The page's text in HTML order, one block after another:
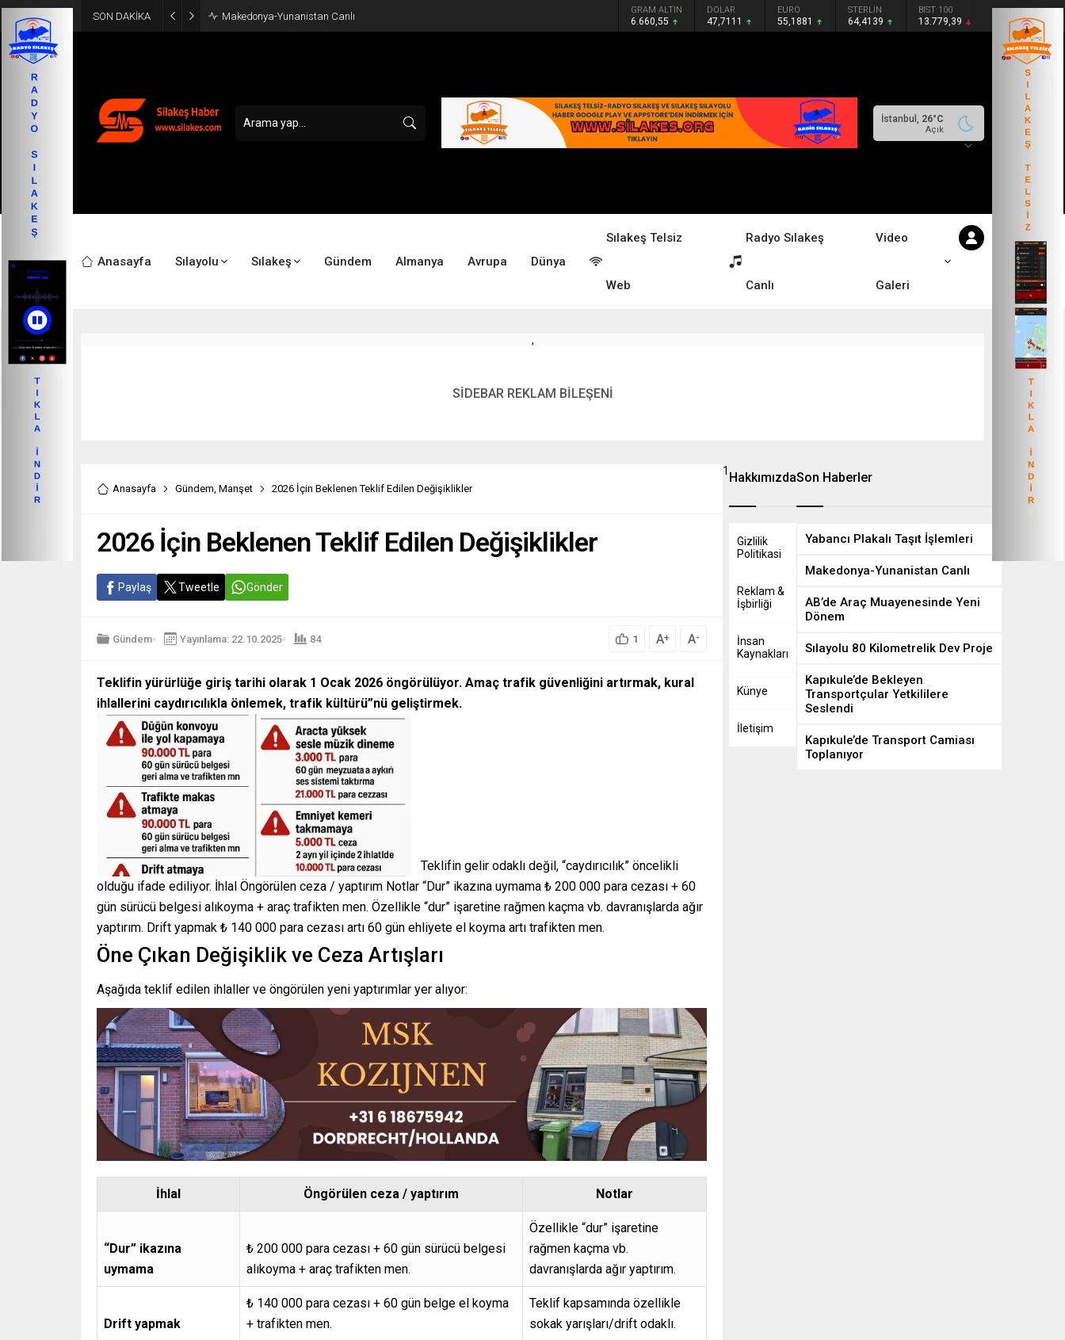
SON DAKİKA Makedonya-Yunanistan Canlı GRAM ALTIN
6.660,55
DOLAR
47,7111
EURO
55,1881
STERLİN
64,4139
BIST 100
13.779,39
İstanbul, 26°C
Açık
Anasayfa Sılayolu Sılakeş Gündem Almanya Avrupa Dünya
Sılakeş Telsiz
Web
Radyo Sılakeş
Canlı
Video
Galeri
,
SİDEBAR REKLAM BİLEŞENİ
Anasayfa Gündem, Manşet 2026 İçin Beklenen Teklif Edilen Değişiklikler
2026 İçin Beklenen Teklif Edilen Değişiklikler
Paylaş Tweetle Gönder
Gündem Yayınlama: 22.10.2025 84 1 A+ A-
Teklifin yürürlüğe giriş tarihi olarak 1 Ocak 2026 öngörülüyor. Amaç trafik güvenliğini artırmak, kural
ihlallerini caydırıcılıkla önlemek, trafik kültürü”nü geliştirmek.
Teklifin gelir odaklı değil, “caydırıcılık” öncelikli
olduğu ifade ediliyor. İhlal Öngörülen ceza / yaptırım Notlar “Dur” ikazına uymama ₺ 200 000 para cezası + 60
gün sürücü belgesi alıkoyma + araç trafikten men. Özellikle “dur” işaretine rağmen kaçma vb. davranışlarda ağır
yaptırım. Drift yapmak ₺ 140 000 para cezası artı 60 gün ehliyete el koyma artı trafikten men.
Öne Çıkan Değişiklik ve Ceza Artışları
Aşağıda teklif edilen ihlaller ve öngörülen yeni yaptırımlar yer alıyor:
İhlal Öngörülen ceza / yaptırım Notlar
“Dur” ikazına
uymama
₺ 200 000 para cezası + 60 gün sürücü belgesi
alıkoyma + araç trafikten men.
Özellikle “dur” işaretine
rağmen kaçma vb.
davranışlarda ağır yaptırım.
Drift yapmak
₺ 140 000 para cezası + 60 gün belge el koyma
+ trafikten men.
Teklif kapsamında özellikle
sokak yarışları/drift odaklı.
1 Hakkımızda
Gizlilik
Politikasi
Reklam &
İşbirliği
İnsan
Kaynakları
Künye
İletişim
Son Haberler
Yabancı Plakalı Taşıt İşlemleri
Makedonya-Yunanistan Canlı
AB’de Araç Muayenesinde Yeni
Dönem
Sılayolu 80 Kilometrelik Dev Proje
Kapıkule’de Bekleyen
Transportçular Yetkililere
Seslendi
Kapıkule’de Transport Camiası
Toplanıyor